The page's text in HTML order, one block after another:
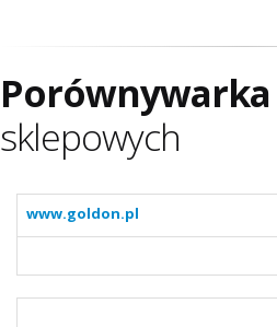
Porównywarka
sklepowych
www.goldon.pl